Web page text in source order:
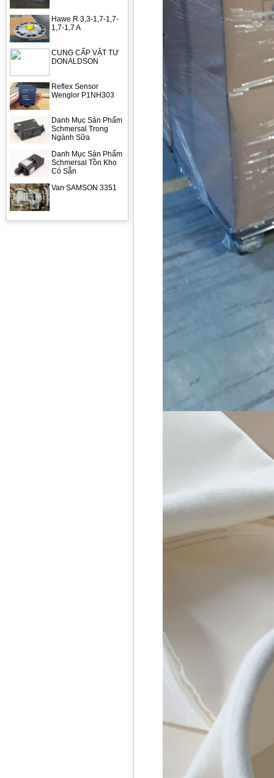
Hawe R 3,3-1,7-1,7-
1,7-1,7 A
CUNG CẤP VẬT TƯ
DONALDSON
Reflex Sensor
Wenglor P1NH303
Danh Mục Sản Phẩm
Schmersal Trong
Ngành Sữa
Danh Mục Sản Phẩm
Schmersal Tồn Kho
Có Sẵn
Van SAMSON 3351